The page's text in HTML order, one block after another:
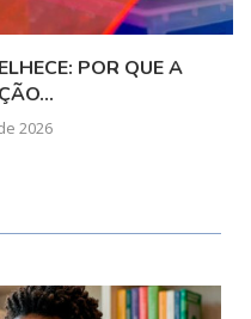
POR QUE A
2026